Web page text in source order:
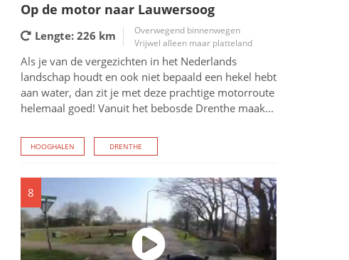
Op de motor naar Lauwersoog
Lengte: 226 km
Overwegend binnenwegen
Vrijwel alleen maar platteland
Als je van de vergezichten in het Nederlands
landschap houdt en ook niet bepaald een hekel hebt
aan water, dan zit je met deze prachtige motorroute
helemaal goed! Vanuit het bebosde Drenthe maak...
HOOGHALEN DRENTHE
8